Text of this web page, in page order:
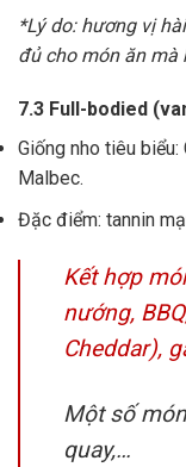
*Lý do: hương vị
đủ cho món ăn mà
7.3 Full-bodied
Giống nho tiêu
Malbec.
Đặc điểm: tannin
Kết hợp
nướng,
Cheddar),
Một số
quay,…